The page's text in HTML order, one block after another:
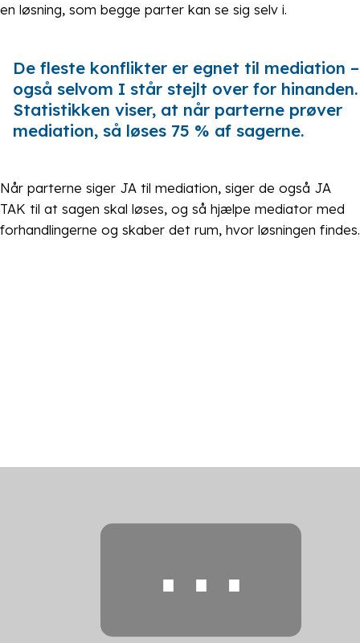
en løsning, som begge parter kan se sig selv i.
De fleste konflikter er egnet til mediation –
også selvom I står stejlt over for hinanden.
Statistikken viser, at når parterne prøver
mediation, så løses 75 % af sagerne.
Når parterne siger JA til mediation, siger de også JA
TAK til at sagen skal løses, og så hjælpe mediator med
forhandlingerne og skaber det rum, hvor løsningen findes.
⋯